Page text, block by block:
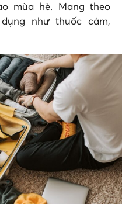
mùa hè. Mang theo
như thuốc cảm,